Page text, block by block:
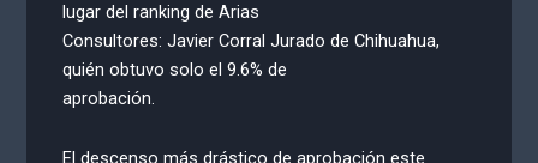
lugar del ranking de Arias
Consultores: Javier Corral Jurado de Chihuahua,
quién obtuvo solo el 9.6% de
aprobación.
El descenso más drástico de aprobación este